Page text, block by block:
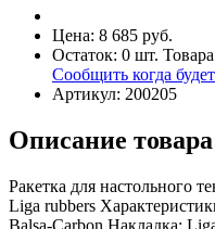
Цена: 8 685 руб.
Остаток: 0 шт.
Сообщить когда
Артикул: 200205
Описание
Ракетка для настольного
Liga rubbers